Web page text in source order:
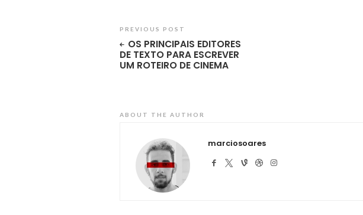
PREVIOUS POST
OS PRINCIPAIS EDITORES
DE TEXTO PARA ESCREVER
UM ROTEIRO DE CINEMA
ABOUT THE AUTHOR
marciosoares